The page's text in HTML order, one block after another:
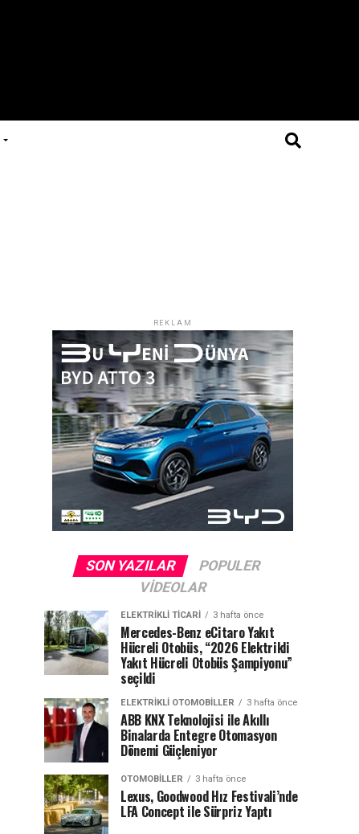
REKLAM
SON YAZILAR
POPULER
VIDEOLAR
ELEKTRIKLI TICARI 3 hafta önce
Mercedes-Benz eCitaro Yakıt
Hücreli Otobüs, “2026 Elektrikli
Yakıt Hücreli Otobüs Şampiyonu”
seçildi
ELEKTRIKLI OTOMOBILLER 3 hafta önce
ABB KNX Teknolojisi ile Akıllı
Binalarda Entegre Otomasyon
Dönemi Güçleniyor
OTOMOBILLER 3 hafta önce
Lexus, Goodwood Hız Festivali’nde
LFA Concept ile Sürpriz Yaptı